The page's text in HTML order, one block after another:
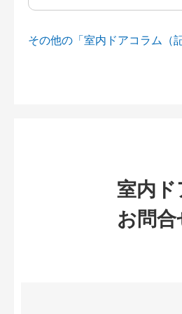
その他の「室内ドアコラム（
室内ド
お問合